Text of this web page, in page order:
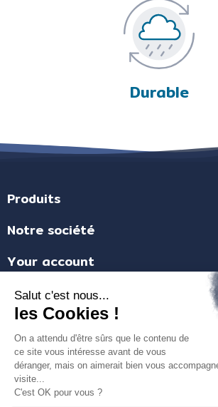
Durable
Produits
Notre société
Your account
Store information
Merchant goedgekeurd door Gegarandeerde
hier om het attest te tonen.